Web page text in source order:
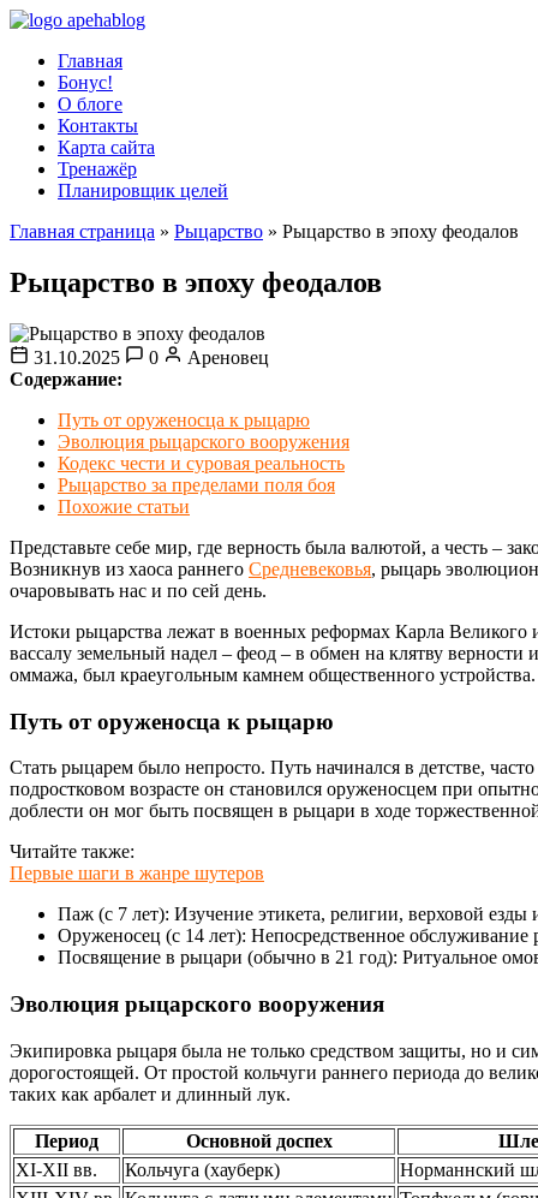
Главная
Бонус!
О блоге
Контакты
Карта сайта
Тренажёр
Планировщик целей
Главная страница » Рыцарство » Рыцарство в эпоху феодалов
Рыцарство в эпоху феодалов
31.10.2025 0
Ареновец
Содержание:
Путь от оруженосца к рыцарю
Эволюция рыцарского вооружения
Кодекс чести и суровая реальность
Рыцарство за пределами поля боя
Похожие статьи
Представьте себе мир, где верность была валютой, а честь –
Возникнув из хаоса раннего Средневековья, рыцарь
очаровывать нас и по сей день.
Истоки рыцарства лежат в военных реформах Карла
вассалу земельный надел – феод – в обмен на клятву
оммажа, был краеугольным камнем общественного устройства.
Путь от оруженосца к рыцарю
Стать рыцарем было непросто. Путь начинался в детстве,
подростковом возрасте он становился оруженосцем при
доблести он мог быть посвящен в рыцари в ходе
Читайте также:
Первые шаги в жанре шутеров
Паж (с 7 лет): Изучение этикета, религии, верховой езды
Оруженосец (с 14 лет): Непосредственное
Посвящение в рыцари (обычно в 21 год): Ритуальное
Эволюция рыцарского вооружения
Экипировка рыцаря была не только средством защиты, но и
дорогостоящей. От простой кольчуги раннего периода до
таких как арбалет и длинный лук.
Период Основной доспех
XI-XII вв.
Кольчуга (хауберк)
Норманнский